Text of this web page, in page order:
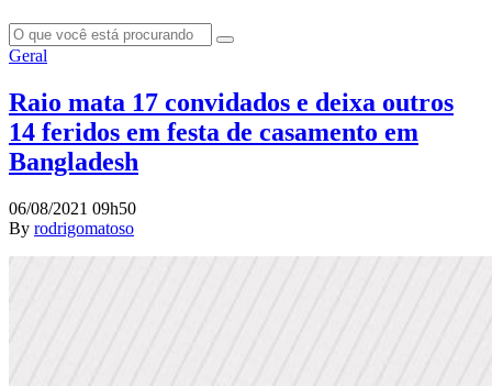
Geral
Raio mata 17 convidados e deixa outros
14 feridos em festa de casamento em
Bangladesh
06/08/2021 09h50
By rodrigomatoso